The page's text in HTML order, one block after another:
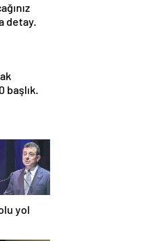
detay.
başlık.
yol